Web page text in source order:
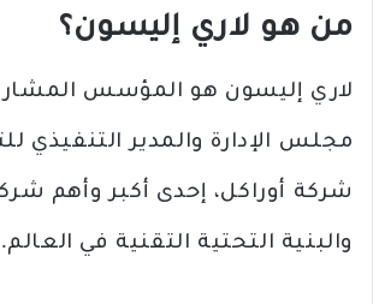
من هو لاري إليسون؟
لاري إليسون هو المؤسس
مجلس الإدارة والمدير التنفيذي
شركة أوراكل، إحدى أكبر وأهم
والبنية التحتية التقنية في العالم.